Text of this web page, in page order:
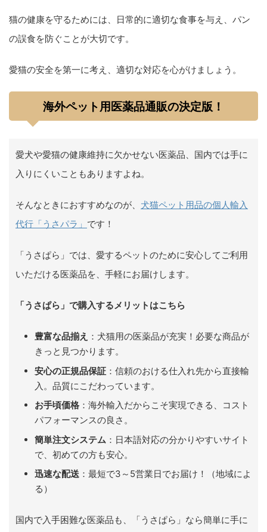
猫の健康を守るためには、日常的に適切な食事を与え、パン
の誤食を防ぐことが大切です。
愛猫の安全を第一に考え、適切な対応を心がけましょう。
海外ペット用医薬品通販の決定版！
愛犬や愛猫の健康維持に欠かせない医薬品、国内では手に
入りにくいこともありますよね。
そんなときにおすすめなのが、 犬猫ペット用品の個人輸入
代行「うさパラ」 です！
「うさぱら」では、愛するペットのために安心してご利用
いただける医薬品を、手軽にお届けします。
「うさぱら」で購入するメリットはこちら
豊富な品揃え ：犬猫用の医薬品が充実！必要な商品が
きっと見つかります。
安心の正規品保証 ：信頼のおける仕入れ先から直接輸
入。品質にこだわっています。
お手頃価格 ：海外輸入だからこそ実現できる、コスト
パフォーマンスの良さ。
簡単注文システム ：日本語対応の分かりやすいサイト
で、初めての方も安心。
迅速な配送 ：最短で3～5営業日でお届け！（地域によ
る）
国内で入手困難な医薬品も、「うさぱら」なら簡単に手に